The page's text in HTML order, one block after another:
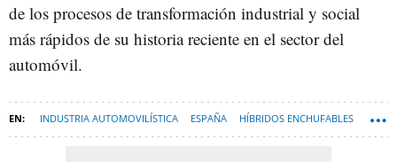
de los procesos de transformación industrial y social
más rápidos de su historia reciente en el sector del
automóvil.
INDUSTRIA AUTOMOVILÍSTICA ESPAÑA HÍBRIDOS ENCHUFABLES